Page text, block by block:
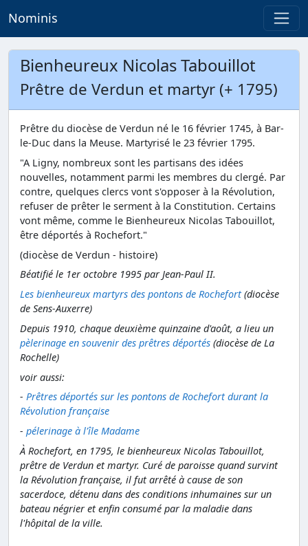
Nominis
Bienheureux Nicolas Tabouillot
Prêtre de Verdun et martyr (+ 1795)
Prêtre du diocèse de Verdun né le 16 février 1745, à Bar-
le-Duc dans la Meuse. Martyrisé le 23 février 1795.
"A Ligny, nombreux sont les partisans des idées
nouvelles, notamment parmi les membres du clergé. Par
contre, quelques clercs vont s'opposer à la Révolution,
refuser de prêter le serment à la Constitution. Certains
vont même, comme le Bienheureux Nicolas Tabouillot,
être déportés à Rochefort."
(diocèse de Verdun - histoire)
Béatifié le 1er octobre 1995 par Jean-Paul II.
Les bienheureux martyrs des pontons de Rochefort(diocèse
de Sens-Auxerre)
Depuis 1910, chaque deuxième quinzaine d'août, a lieu un
pèlerinage en souvenir des prêtres déportés (diocèse de La
Rochelle)
voir aussi:
- Prêtres déportés sur les pontons de Rochefort durant la
Révolution française
- pélerinage à l'île Madame
À Rochefort, en 1795, le bienheureux Nicolas Tabouillot,
prêtre de Verdun et martyr. Curé de paroisse quand survint
la Révolution française, il fut arrêté à cause de son
sacerdoce, détenu dans des conditions inhumaines sur un
bateau négrier et enfin consumé par la maladie dans
l'hôpital de la ville.